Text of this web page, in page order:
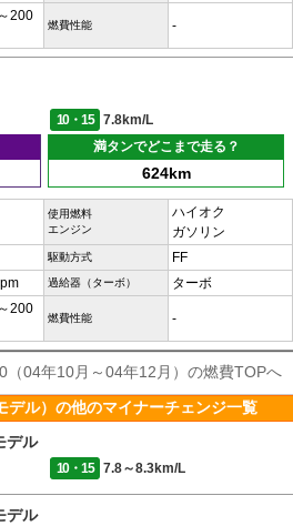
200
燃費性能 -
10・15
7.8km/L
満タンでどこまで走る？
624km
使用燃料
エンジン
ハイオク
ガソリン
駆動方式 FF
過給器（ターボ） ターボ
200
燃費性能 -
（04年10月～04年12月）の燃費TOPへ
デル）の他のマイナーチェンジ一覧
デル
10・15 7.8～8.3km/L
デル